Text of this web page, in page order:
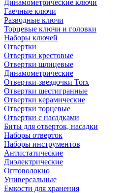
Динамометрические ключи
Гаечные ключи
Разводные ключи
Торцевые ключи и головки
Наборы ключей
Отвертки
Отвертки крестовые
Отвертки шлицевые
Динамометрические
Отвертки-звездочки Torx
Отвертки шестигранные
Отвертки керамические
Отвертки торцевые
Отвертки с насадками
Биты для отверток, насадки
Наборы отверток
Наборы инструментов
Антистатические
Диэлектрические
Оптоволокно
Универсальные
Емкости для хранения